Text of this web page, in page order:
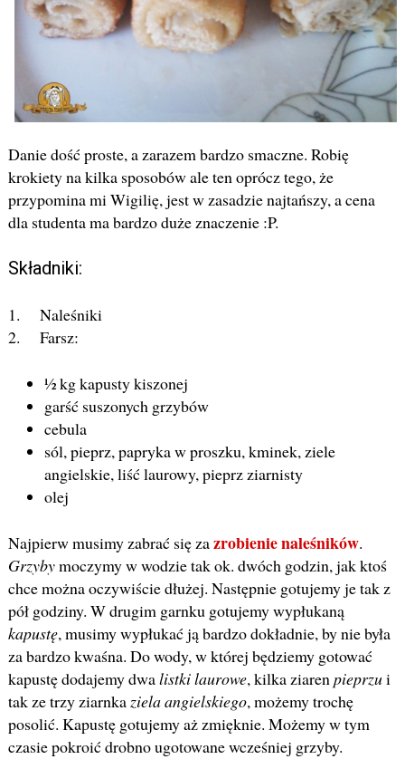
Danie dość proste, a zarazem bardzo smaczne. Robię
krokiety na kilka sposobów ale ten oprócz tego, że
przypomina mi Wigilię, jest w zasadzie najtańszy, a cena
dla studenta ma bardzo duże znaczenie :P.
Składniki:
1. Naleśniki
2. Farsz:
½ kg kapusty kiszonej
garść suszonych grzybów
cebula
sól, pieprz, papryka w proszku, kminek, ziele
angielskie, liść laurowy, pieprz ziarnisty
olej
Najpierw musimy zabrać się zazrobienie naleśników.
Grzybymoczymy w wodzie tak ok. dwóch godzin, jak ktoś
chce można oczywiście dłużej. Następnie gotujemy je tak z
pół godziny. W drugim garnku gotujemy wypłukaną
kapustę, musimy wypłukać ją bardzo dokładnie, by nie była
za bardzo kwaśna. Do wody, w której będziemy gotować
kapustę dodajemy dwalistki laurowe, kilka ziarenpieprzui
tak ze trzy ziarnkaziela angielskiego, możemy trochę
posolić. Kapustę gotujemy aż zmięknie. Możemy w tym
czasie pokroić drobno ugotowane wcześniej grzyby.